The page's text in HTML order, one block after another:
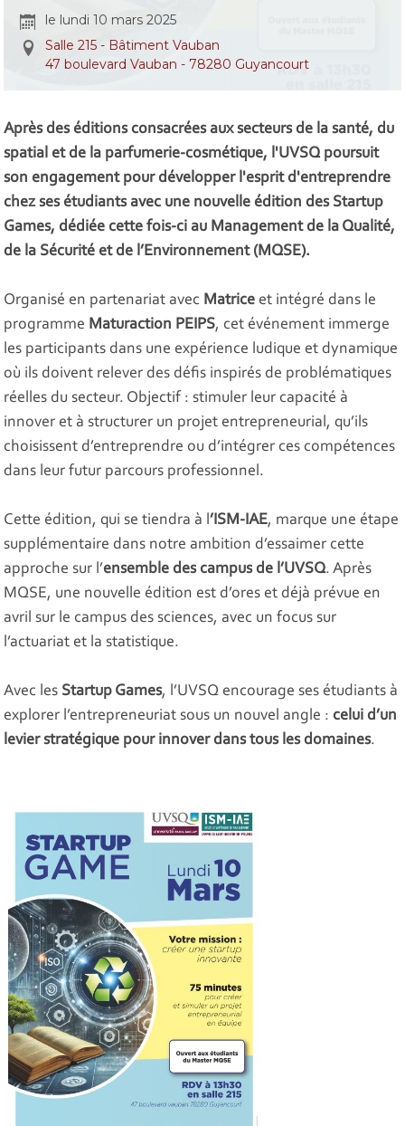
le lundi 10 mars 2025
Salle 215 - Bâtiment Vauban
47 boulevard Vauban - 78280 Guyancourt
Après des éditions consacrées aux secteurs de la santé, du
spatial et de la parfumerie-cosmétique, l'UVSQ poursuit
son engagement pour développer l'esprit d'entreprendre
chez ses étudiants avec une nouvelle édition des Startup
Games, dédiée cette fois-ci au Management de la Qualité,
de la Sécurité et de l’Environnement (MQSE).
Organisé en partenariat avec Matrice et intégré dans le
programme Maturaction PEIPS, cet événement immerge
les participants dans une expérience ludique et dynamique
où ils doivent relever des défis inspirés de problématiques
réelles du secteur. Objectif : stimuler leur capacité à
innover et à structurer un projet entrepreneurial, qu’ils
choisissent d’entreprendre ou d’intégrer ces compétences
dans leur futur parcours professionnel.
Cette édition, qui se tiendra à l’ISM-IAE, marque une étape
supplémentaire dans notre ambition d’essaimer cette
approche sur l’ensemble des campus de l’UVSQ. Après
MQSE, une nouvelle édition est d’ores et déjà prévue en
avril sur le campus des sciences, avec un focus sur
l’actuariat et la statistique.
Avec les Startup Games, l’UVSQ encourage ses étudiants à
explorer l’entrepreneuriat sous un nouvel angle :celui d’un
levier stratégique pour innover dans tous les domaines.